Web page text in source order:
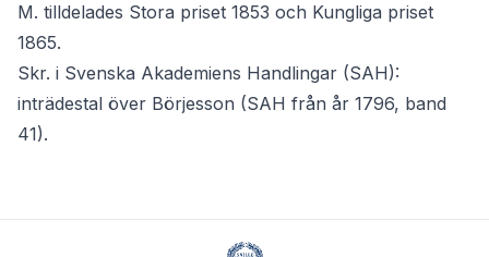
M. tilldelades Stora priset 1853 och Kungliga priset
1865.
Skr. i Svenska Akademiens Handlingar (SAH):
inträdestal över Börjesson (SAH från år 1796, band
41).